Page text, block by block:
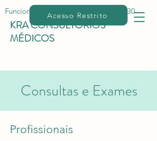
KRA CONSULTÓRIOS
MÉDICOS
Acesso Restrito
Funcionamento Seg à Sex: 8:00 às 17:30
Consultas e Exames
Profissionais